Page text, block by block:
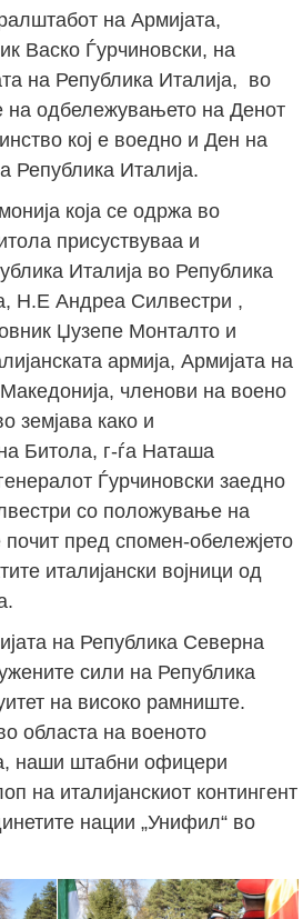
на Армијата,
Васко Ѓурчиновски, на
на Република Италија, во
на одбележувањето на Денот
кој е воедно и Ден на
Република Италија.
која се одржа во
присуствуваа и
Италија во Република
Н.Е Андреа Силвестри ,
Џузепе Монталто и
армија, Армијата на
членови на воено
земјава како и
Битола, г-ѓа Наташа
Ѓурчиновски заедно
со положување на
пред спомен-обележјето
италијански војници од
на Република Северна
сили на Република
на високо рамниште.
областа на военото
наши штабни офицери
на италијанскиот контингент
нации „Унифил“ во